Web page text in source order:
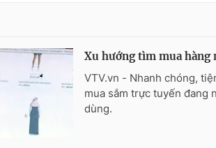
Xu hướng tìm mua hàng
VTV.vn - Nhanh chóng,
mua sắm trực tuyến đang
dùng.